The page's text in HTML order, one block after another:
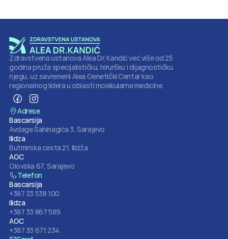
Zdravstvena ustanova Alea Dr. Kandić već više od 25
godina pruža specijalističku, hiruršku i dijagnostičku
njegu, uz savremeni Alea Genetički Centar kao
regionalnog lidera u oblasti molekularne medicine.
Adrese
Bascarsija
Avdage Šahinagića 3, Sarajevo
Ilidza
Butmirska cesta 21, Ilidža
AGC
Olovska 67, Sarajevo
Telefon
Bascarsija
+387 33 538 100
Ilidza
+387 33 867 589
AGC
+387 33 671 234